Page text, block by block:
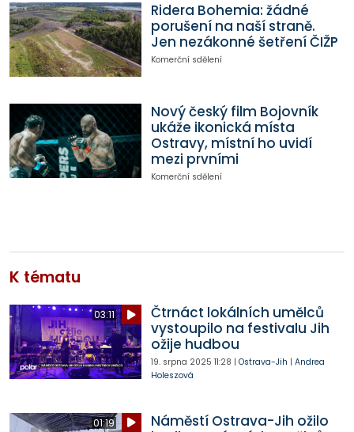
Ridera Bohemia: žádné
porušení na naší straně.
Jen nezákonné šetření ČIŽP
Komerční sdělení
Nový český film Bojovník
ukáže ikonická místa
Ostravy, místní ho uvidí
mezi prvními
Komerční sdělení
K tématu
03:11
Čtrnáct lokálních umělců
vystoupilo na festivalu Jih
ožije hudbou
19. srpna 2025 11:28 | Ostrava-Jih | Andrea
Holeszová
01:19
Náměstí Ostrava-Jih ožilo